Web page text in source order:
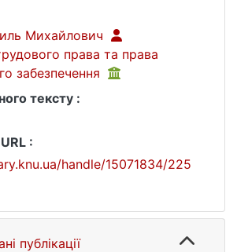
Михайлович
права та права
забезпечення
тексту :
:
handle/15071834/225
публікації